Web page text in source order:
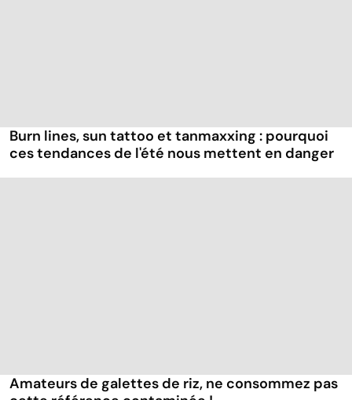
Burn lines, sun tattoo et tanmaxxing : pourquoi
ces tendances de l'été nous mettent en danger
Amateurs de galettes de riz, ne consommez pas